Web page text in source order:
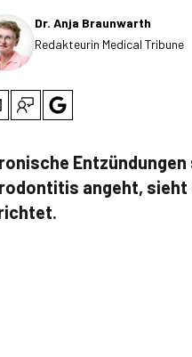
Dr. Anja Braunwarth
Redakteurin Medical Tribune
angeht, sieht